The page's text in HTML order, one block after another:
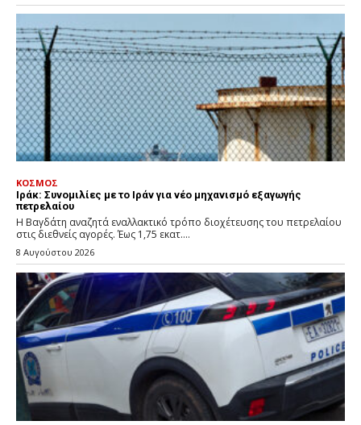
ΚΟΣΜΟΣ
Ιράκ: Συνομιλίες με το Ιράν για νέο μηχανισμό εξαγωγής
πετρελαίου
Η Βαγδάτη αναζητά εναλλακτικό τρόπο διοχέτευσης του πετρελαίου
στις διεθνείς αγορές. Έως 1,75 εκατ....
8 Αυγούστου 2026